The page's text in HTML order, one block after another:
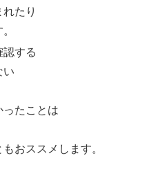
たり
する
い
ったことは
おススメします。